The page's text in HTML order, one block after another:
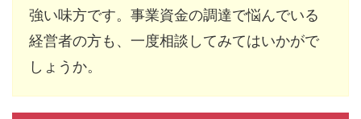
強い味方です。事業資金の調達で悩んでいる
経営者の方も、一度相談してみてはいかがで
しょうか。